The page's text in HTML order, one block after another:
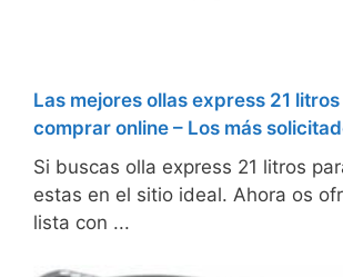
Las mejores ollas express 21
comprar online – Los más
Si buscas olla express 21 litros
estas en el sitio ideal. Ahora os
lista con ...